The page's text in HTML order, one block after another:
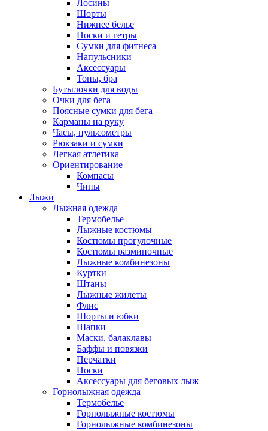
Лосины
Шорты
Нижнее белье
Носки и гетры
Сумки для фитнеса
Напульсники
Аксессуары
Топы, бра
Бутылочки для воды
Очки для бега
Поясные сумки для бега
Карманы на руку
Часы, пульсометры
Рюкзаки и сумки
Легкая атлетика
Ориентирование
Компасы
Чипы
Лыжи
Лыжная одежда
Термобелье
Лыжные костюмы
Костюмы прогулочные
Костюмы разминочные
Лыжные комбинезоны
Куртки
Штаны
Лыжные жилеты
Флис
Шорты и юбки
Шапки
Маски, балаклавы
Баффы и повязки
Перчатки
Носки
Аксессуары для беговых лыж
Горнолыжная одежда
Термобелье
Горнолыжные костюмы
Горнолыжные комбинезоны